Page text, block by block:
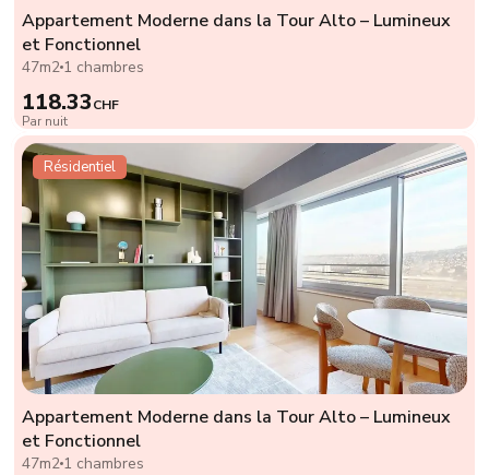
Appartement Moderne dans la Tour Alto – Lumineux
et Fonctionnel
47m2 1 chambres
118.33CHF
Par nuit
Résidentiel
Appartement Moderne dans la Tour Alto – Lumineux
et Fonctionnel
47m2 1 chambres